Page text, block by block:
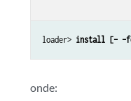
loader> install [–
onde: